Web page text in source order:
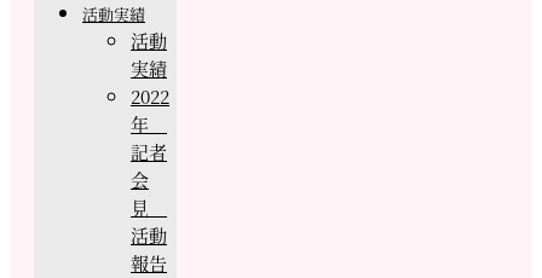
活動実績
活動
実績
2022
年
記者
会
見
活動
報告